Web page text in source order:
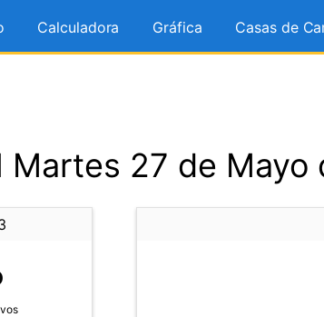
Calculadora Gráfica Casas de
Martes 27 de Mayo